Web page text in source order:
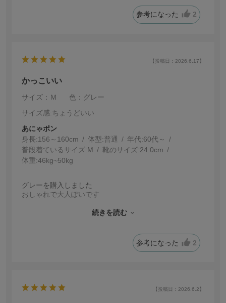
参考になった 2
【投稿日：2026.6.17】
かっこいい
サイズ：Ｍ
色：グレー
サイズ感:ちょうどいい
あにゃポン
身長:156～160cm 体型:普通 年代:60代～
普段着ているサイズ:M 靴のサイズ:24.0cm
体重:46kg~50kg
グレーを購入しました
おしゃれで大人ぽいです
スマホで見た色より少し暗いのですが
続きを読む
参考になった 2
【投稿日：2026.6.2】